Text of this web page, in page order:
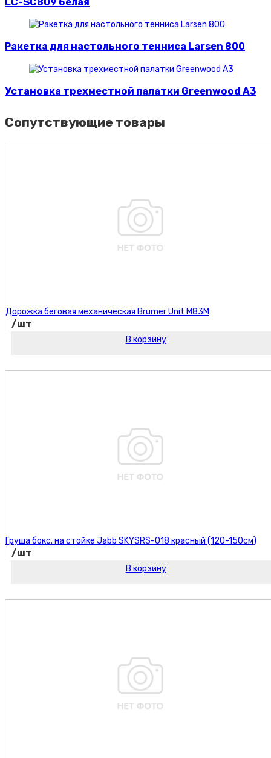
Ракетка для настольного тенниса Larsen 800
Установка трехместной палатки Greenwood A3
Сопутствующие товары
Дорожка беговая механическая Brumer Unit M83M
/шт
В корзину
Груша бокс. на стойке Jabb SKYSRS-018 красный (120-150см)
/шт
В корзину